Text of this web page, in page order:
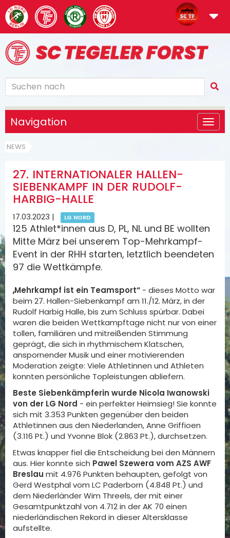
Navigation
NEWS
27. INTERNATIONALER HALLEN-
SIEBENKAMPF IN DER RUDOLF-
HARBIG-HALLE
17.03.2023 | LG NORD
125 Athlet*innen aus D, PL, NL und BE wollten
Mitte März bei unserem Top-Mehrkampf-
Event in der RHH starten, letztlich beendeten
97 die Wettkämpfe.
„Mehrkampf ist ein Teamsport“ - dieses Motto war
beim 27. Hallen-Siebenkampf am 11./12. März, in der
Rudolf Harbig Halle, bis zum Schluss spürbar. Dabei
waren die beiden Wettkampftage nicht nur von einer
tollen, familiären und mitreißenden Stimmung
geprägt, die sich in rhythmischem Klatschen,
anspornender Musik und einer motivierenden
Moderation zeigte: Viele Athletinnen und Athleten
konnten persönliche Topleistungen abliefern.
Beste Siebenkämpferin wurde Nicola Iwanowski
von der LG Nord - ein perfekter Heimsieg! Sie konnte
sich mit 3.353 Punkten gegenüber den beiden
Athletinnen aus den Niederlanden, Anne Griffioen
(3.116 Pt.) und Yvonne Blok (2.863 Pt.), durchsetzen.
Etwas knapper fiel die Entscheidung bei den Männern
aus. Hier konnte sich Pawel Szewera vom AZS AWF
Breslau mit 4.976 Punkten behaupten, gefolgt von
Gerd Westphal vom LC Paderborn (4.848 Pt.) und
dem Niederländer Wim Threels, der mit einer
Gesamtpunktzahl von 4.712 in der AK 70 einen
niederländischen Rekord in dieser Altersklasse
aufstellte.